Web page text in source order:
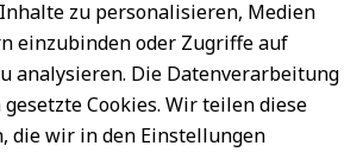
Inhalte zu personalisieren, Medien
einzubinden oder Zugriffe auf
analysieren. Die Datenverarbeitung
Cookies. Wir teilen diese
die wir in den Einstellungen